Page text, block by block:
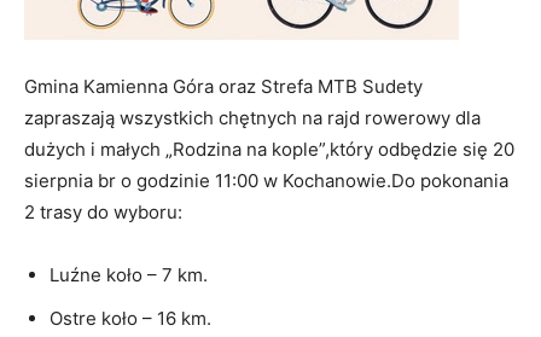
Gmina Kamienna Góra oraz Strefa MTB Sudety
zapraszają wszystkich chętnych na rajd rowerowy dla
dużych i małych „Rodzina na kople”,który odbędzie się 20
sierpnia br o godzinie 11:00 w Kochanowie.Do pokonania
2 trasy do wyboru:
Luźne koło – 7 km.
Ostre koło – 16 km.